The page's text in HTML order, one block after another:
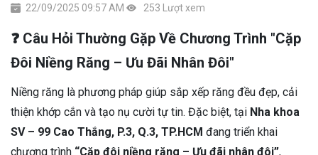
22/09/2025 09:57 AM 253 Lượt xem
❓ Câu Hỏi Thường Gặp Về Chương Trình "Cặp
Đôi Niềng Răng – Ưu Đãi Nhân Đôi"
Niềng răng là phương pháp giúp sắp xếp răng đều đẹp, cải
thiện khớp cắn và tạo nụ cười tự tin. Đặc biệt, tại Nha khoa
SV – 99 Cao Thắng, P.3, Q.3, TP.HCM đang triển khai
chương trình “Cặp đôi niềng răng – Ưu đãi nhân đôi”,